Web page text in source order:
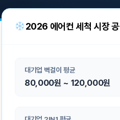
2026 에어컨 세척 시장
대기업 벽걸이 평균
80,000원 ~ 120,000원